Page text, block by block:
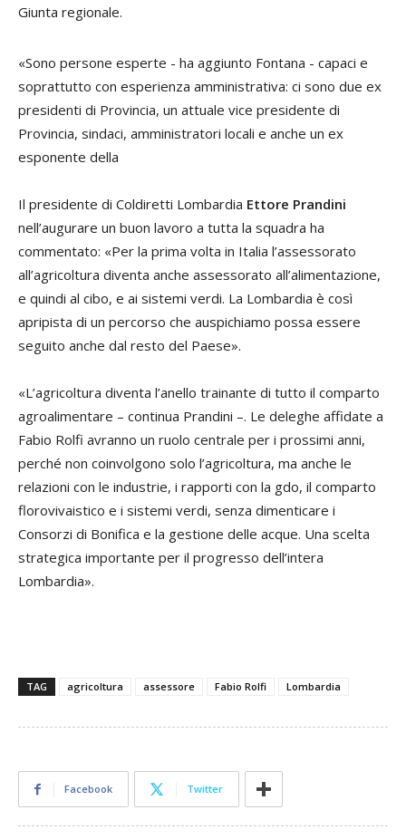
Giunta regionale.
«Sono persone esperte - ha aggiunto Fontana - capaci e
soprattutto con esperienza amministrativa: ci sono due ex
presidenti di Provincia, un attuale vice presidente di
Provincia, sindaci, amministratori locali e anche un ex
esponente della
Il presidente di Coldiretti Lombardia Ettore Prandini
nell’augurare un buon lavoro a tutta la squadra ha
commentato: «Per la prima volta in Italia l’assessorato
all’agricoltura diventa anche assessorato all’alimentazione,
e quindi al cibo, e ai sistemi verdi. La Lombardia è così
apripista di un percorso che auspichiamo possa essere
seguito anche dal resto del Paese».
«L’agricoltura diventa l’anello trainante di tutto il comparto
agroalimentare – continua Prandini –. Le deleghe affidate a
Fabio Rolfi avranno un ruolo centrale per i prossimi anni,
perché non coinvolgono solo l’agricoltura, ma anche le
relazioni con le industrie, i rapporti con la gdo, il comparto
florovivaistico e i sistemi verdi, senza dimenticare i
Consorzi di Bonifica e la gestione delle acque. Una scelta
strategica importante per il progresso dell’intera
Lombardia».
TAG agricoltura assessore Fabio Rolfi Lombardia
Facebook Twitter